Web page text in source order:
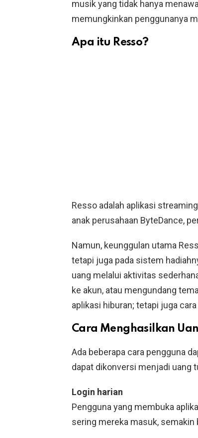
musik yang tidak hanya
memungkinkan penggunanya
Apa itu Resso?
Resso adalah aplikasi
anak perusahaan ByteDance,
Namun, keunggulan utama
tetapi juga pada sistem
uang melalui aktivitas
ke akun, atau mengundang
aplikasi hiburan; tetapi juga
Cara Menghasilkan
Ada beberapa cara pengguna
dapat dikonversi menjadi uang
Login harian
Pengguna yang membuka
sering mereka masuk, semakin